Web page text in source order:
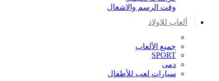
وقت الرسم والاشغال
ألعاب للاولاد
جميع الألعاب
SPORT
دمى
سيارات لعب للأطفال